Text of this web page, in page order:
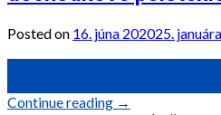
Posted on 16. júna 202025.
Continue reading →